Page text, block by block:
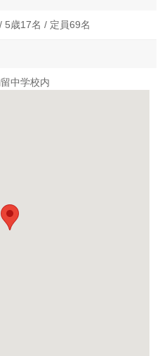
5歳17名 / 定員69名
中学校内